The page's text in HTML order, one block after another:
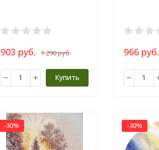
903 руб. 1 290 руб.
Купить
966 руб.
-30% -30%